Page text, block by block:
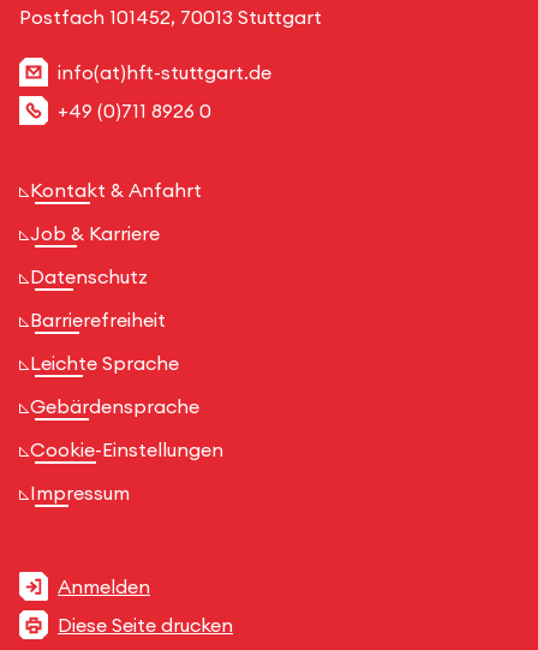
Postfach 101452, 70013 Stuttgart
info(at)hft-stuttgart.de
+49 (0)711 8926 0
Kontakt & Anfahrt
Job & Karriere
Datenschutz
Barrierefreiheit
Leichte Sprache
Gebärdensprache
Cookie-Einstellungen
Impressum
Anmelden
Diese Seite drucken